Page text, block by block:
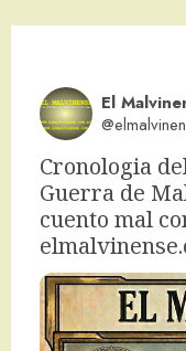
El
Cronologia
Guerra de